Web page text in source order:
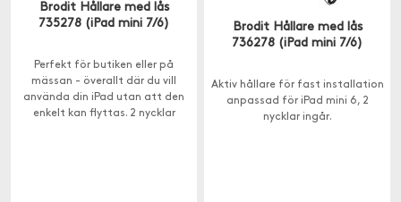
Brodit Hållare med lås
735278 (iPad mini 7/6)
Perfekt för butiken eller på
mässan - överallt där du vill
använda din iPad utan att den
enkelt kan flyttas. 2 nycklar
Brodit Hållare med lås
736278 (iPad mini 7/6)
Aktiv hållare för fast installation
anpassad för iPad mini 6, 2
nycklar ingår.